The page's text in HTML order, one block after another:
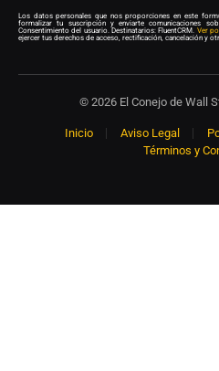
Los datos personales que nos proporciones en este
formalizar tu suscripción y enviarte comunicaciones
Consentimiento del usuario. Destinatarios: FluentCRM. Ver
ejercer tus derechos de acceso, rectificación, cancelación y
© 2026 El Conejo de Wall
Inicio Aviso Legal
Términos y